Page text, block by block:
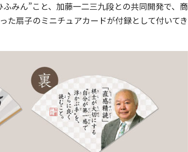
みん”こと、加藤一二三九段との共同開発で、商
た扇子のミニチュアカードが付録として付いてき